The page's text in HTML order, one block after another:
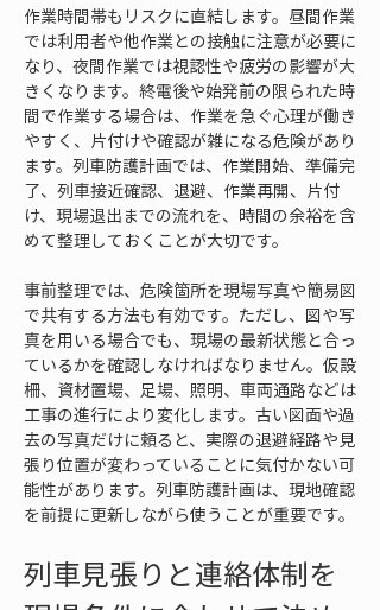
作業時間帯もリスクに直結します。昼間作業
では利用者や他作業との接触に注意が必要に
なり、夜間作業では視認性や疲労の影響が大
きくなります。終電後や始発前の限られた時
間で作業する場合は、作業を急ぐ心理が働き
やすく、片付けや確認が雑になる危険があり
ます。列車防護計画では、作業開始、準備完
了、列車接近確認、退避、作業再開、片付
け、現場退出までの流れを、時間の余裕を含
めて整理しておくことが大切です。
事前整理では、危険箇所を現場写真や簡易図
で共有する方法も有効です。ただし、図や写
真を用いる場合でも、現場の最新状態と合っ
ているかを確認しなければなりません。仮設
柵、資材置場、足場、照明、車両通路などは
工事の進行により変化します。古い図面や過
去の写真だけに頼ると、実際の退避経路や見
張り位置が変わっていることに気付かない可
能性があります。列車防護計画は、現地確認
を前提に更新しながら使うことが重要です。
列車見張りと連絡体制を